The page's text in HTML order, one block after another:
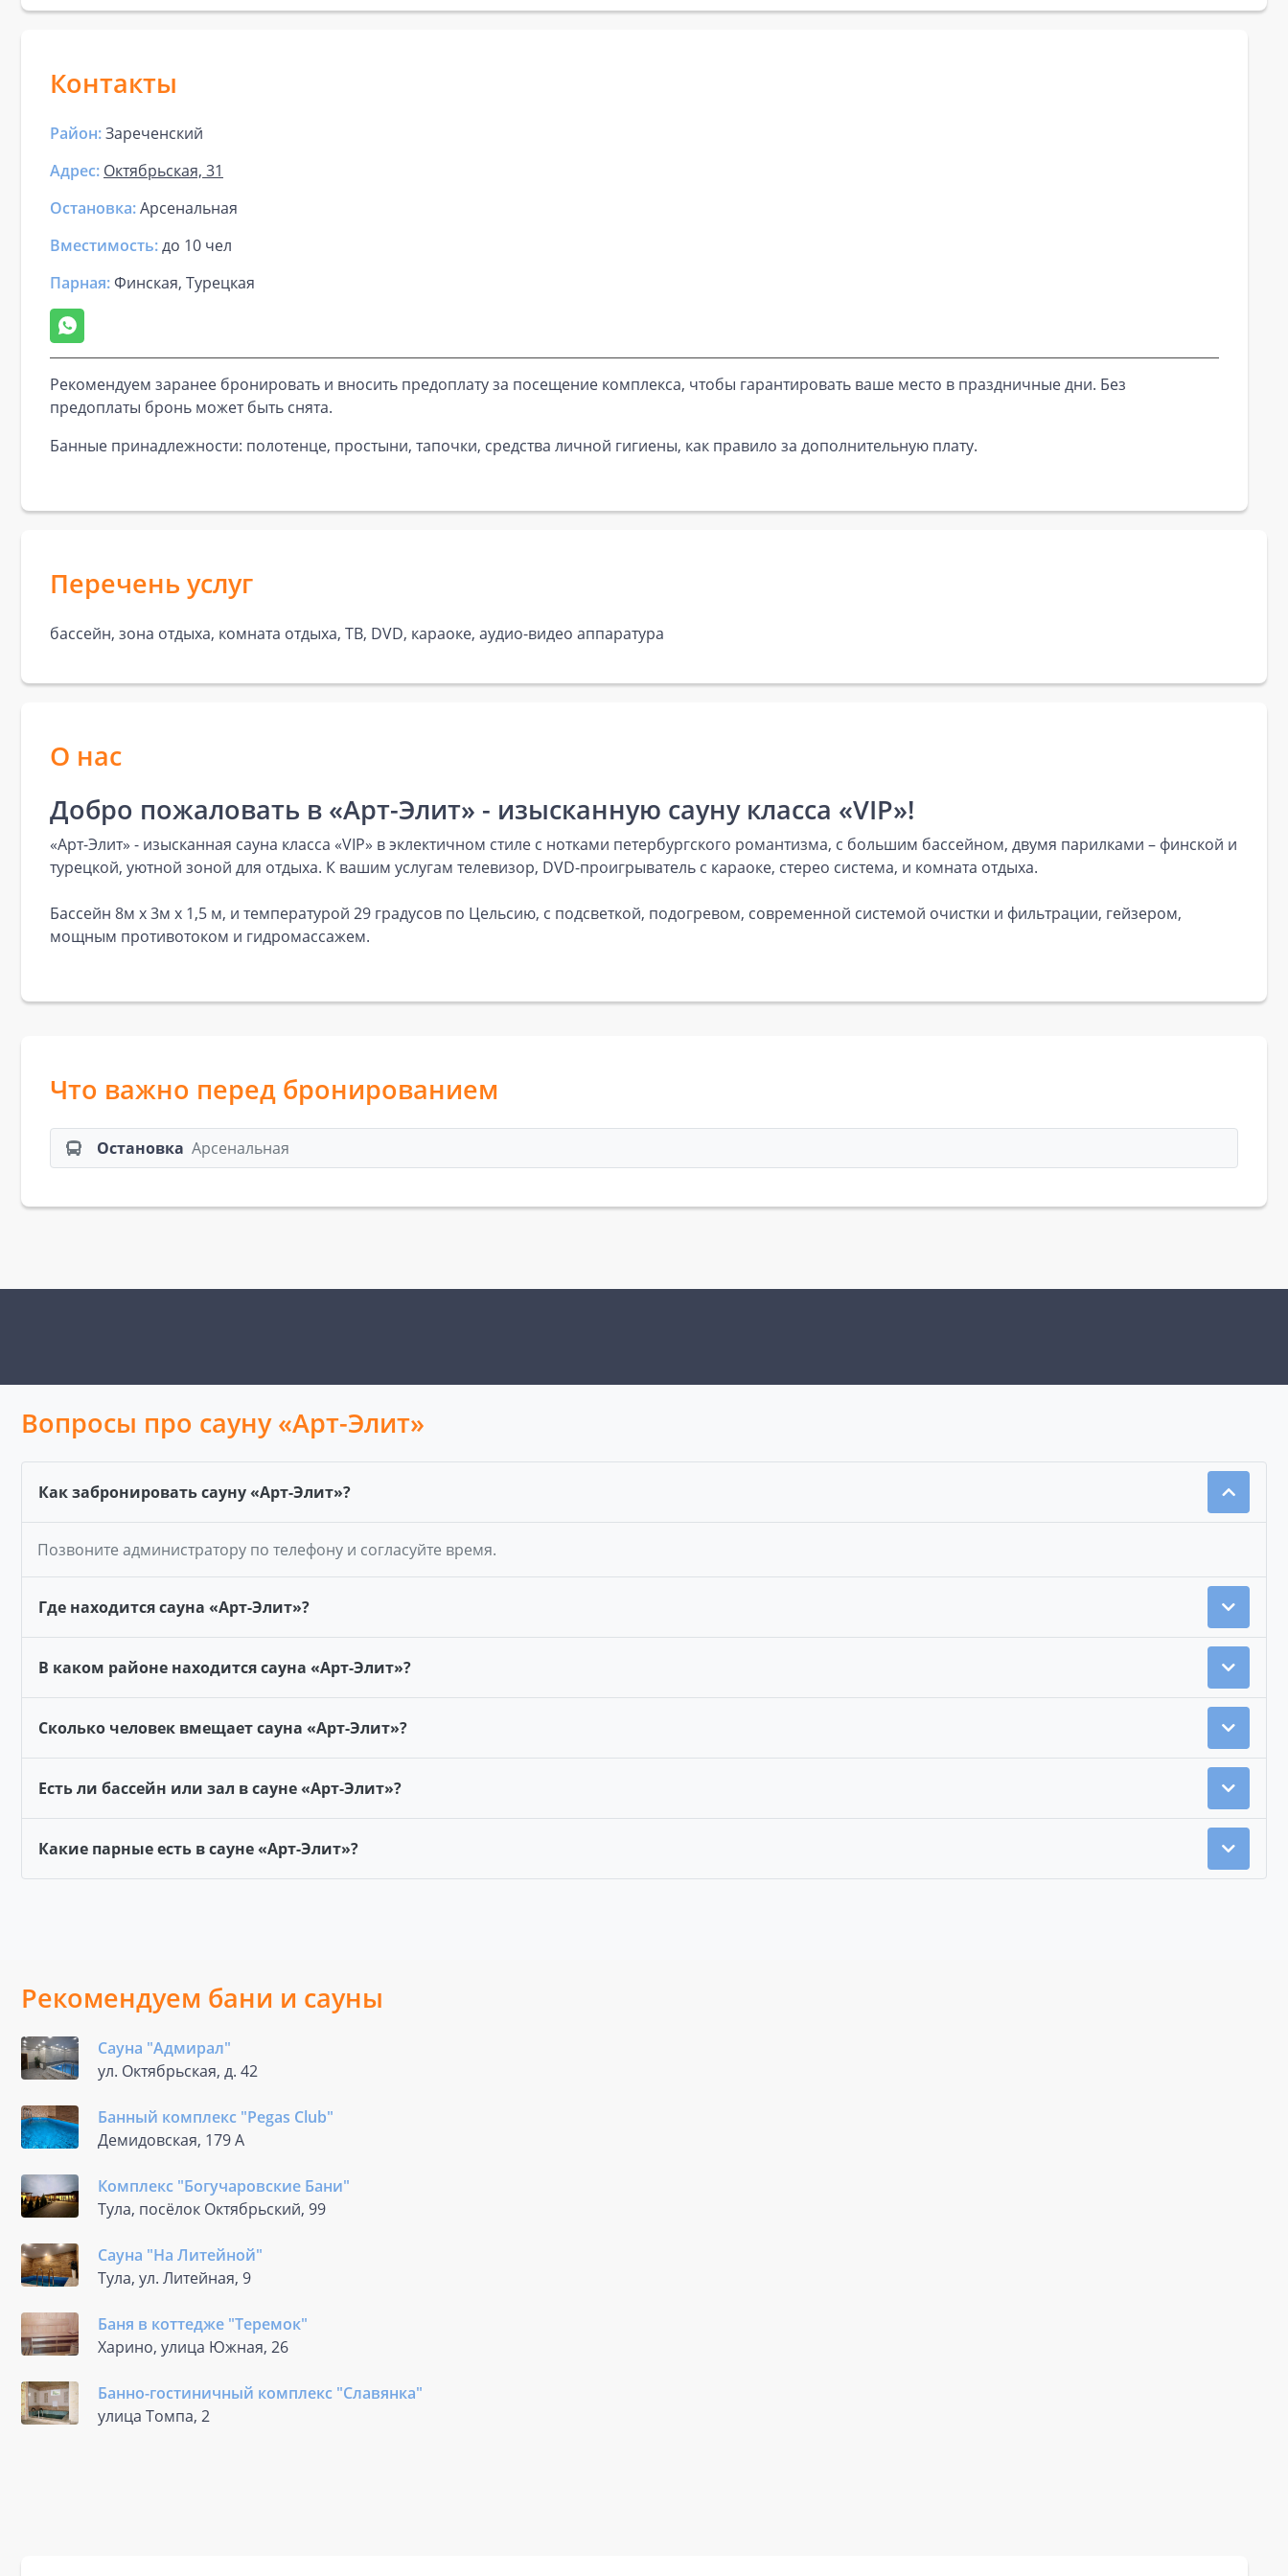
Контакты
Район:Зареченский
Адрес: Октябрьская, 31
Остановка:Арсенальная
Вместимость:до 10 чел
Парная:Финская, Турецкая
Рекомендуем заранее бронировать и вносить предоплату за посещение комплекса, чтобы гарантировать ваше место в праздничные дни. Без
предоплаты бронь может быть снята.
Банные принадлежности: полотенце, простыни, тапочки, средства личной гигиены, как правило за дополнительную плату.
Перечень услуг
бассейн, зона отдыха, комната отдыха, ТВ, DVD, караоке, аудио-видео аппаратура
О нас
Добро пожаловать в «Арт-Элит» - изысканную сауну класса «VIP»!
«Арт-Элит» - изысканная сауна класса «VIP» в эклектичном стиле с нотками петербургского романтизма, с большим бассейном, двумя парилками – финской и
турецкой, уютной зоной для отдыха. К вашим услугам телевизор, DVD-проигрыватель с караоке, стерео система, и комната отдыха.
Бассейн 8м x 3м х 1,5 м, и температурой 29 градусов по Цельсию, с подсветкой, подогревом, современной системой очистки и фильтрации, гейзером,
мощным противотоком и гидромассажем.
Что важно перед бронированием
Остановка Арсенальная
Вопросы про сауну «Арт-Элит»
Как забронировать сауну «Арт-Элит»?
Позвоните администратору по телефону и согласуйте время.
Где находится сауна «Арт-Элит»?
В каком районе находится сауна «Арт-Элит»?
Сколько человек вмещает сауна «Арт-Элит»?
Есть ли бассейн или зал в сауне «Арт-Элит»?
Какие парные есть в сауне «Арт-Элит»?
Рекомендуем бани и сауны
Сауна "Адмирал"
ул. Октябрьская, д. 42
Банный комплекс "Pegas Club"
Демидовская, 179 А
Комплекс "Богучаровские Бани"
Тула, посёлок Октябрьский, 99
Сауна "На Литейной"
Тула, ул. Литейная, 9
Баня в коттедже "Теремок"
Харино, улица Южная, 26
Банно-гостиничный комплекс "Славянка"
улица Томпа, 2